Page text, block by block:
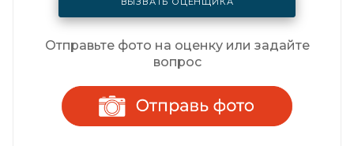
Отправьте фото на оценку или задайте
вопрос